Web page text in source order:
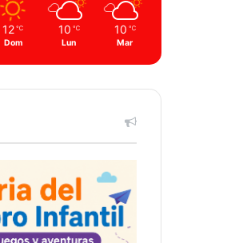
12 ℃
Dom
10 ℃
Lun
10 ℃
Mar